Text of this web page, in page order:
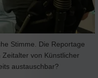
Stimme. Die Reportage
von Künstlicher
austauschbar?